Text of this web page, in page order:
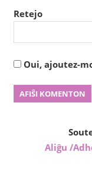
Retejo
Oui, ajoutez-
Aliĝu /